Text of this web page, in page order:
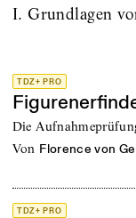
I. Grundlagen
TDZ+ PRO
Die
von Florence von
TDZ+ PRO